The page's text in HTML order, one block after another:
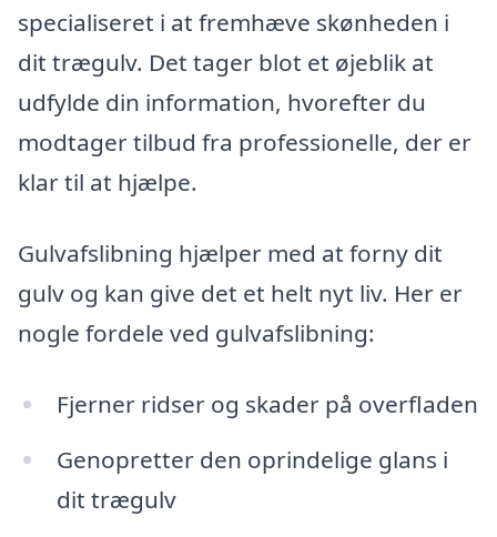
specialiseret i at fremhæve skønheden i
dit trægulv. Det tager blot et øjeblik at
udfylde din information, hvorefter du
modtager tilbud fra professionelle, der er
klar til at hjælpe.
Gulvafslibning hjælper med at forny dit
gulv og kan give det et helt nyt liv. Her er
nogle fordele ved gulvafslibning:
Fjerner ridser og skader på overfladen
Genopretter den oprindelige glans i
dit trægulv